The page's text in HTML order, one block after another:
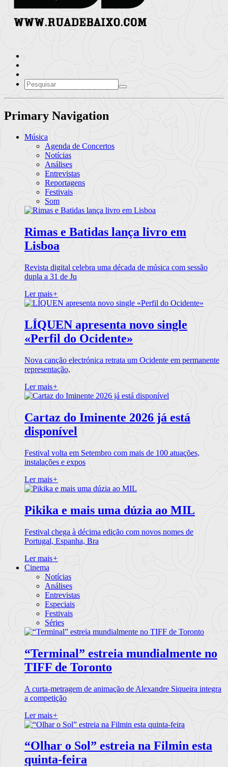
Primary Navigation
Música
Agenda de Concertos
Notícias
Análises
Entrevistas
Reportagens
Festivais
Som
Rimas e Batidas lança livro em
Lisboa
Revista digital celebra uma década de música com sessão
dupla a 31 de Ju
Ler mais+
LÍQUEN apresenta novo single
«Perfil do Ocidente»
Nova canção electrónica retrata um Ocidente em permanente
representação,
Ler mais+
Cartaz do Iminente 2026 já está
disponível
Festival volta em Setembro com mais de 100 atuações,
instalações e expos
Ler mais+
Pikika e mais uma dúzia ao MIL
Festival chega à décima edição com novos nomes de
Portugal, Espanha, Bra
Ler mais+
Cinema
Notícias
Análises
Entrevistas
Especiais
Festivais
Séries
“Terminal” estreia mundialmente no
TIFF de Toronto
A curta-metragem de animação de Alexandre Siqueira integra
a competição
Ler mais+
“Olhar o Sol” estreia na Filmin esta
quinta-feira